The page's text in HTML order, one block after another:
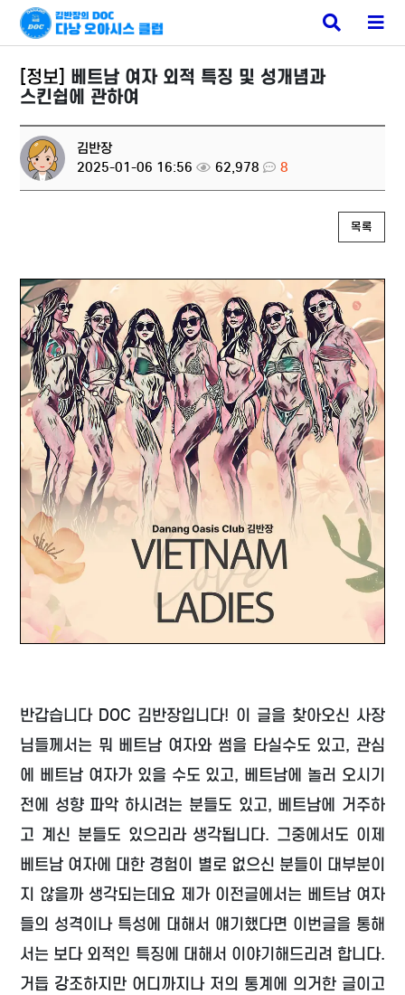
검
색
튼
메
뉴
베트남 유흥
[정보] 베트남 여자 외적 특징 및 성개념과
스킨쉽에 관하여
김반장
2025-01-06 16:56
62,978 8
목록
반갑습니다 DOC 김반장입니다! 이 글을 찾아오신 사장
님들께서는 뭐 베트남 여자와 썸을 타실수도 있고, 관심
에 베트남 여자가 있을 수도 있고, 베트남에 놀러 오시기
전에 성향 파악 하시려는 분들도 있고, 베트남에 거주하
고 계신 분들도 있으리라 생각됩니다. 그중에서도 이제
베트남 여자에 대한 경험이 별로 없으신 분들이 대부분이
지 않을까 생각되는데요 제가 이전글에서는 베트남 여자
들의 성격이나 특성에 대해서 얘기했다면 이번글을 통해
서는 보다 외적인 특징에 대해서 이야기해드리려 합니다.
거듭 강조하지만 어디까지나 저의 통계에 의거한 글이고